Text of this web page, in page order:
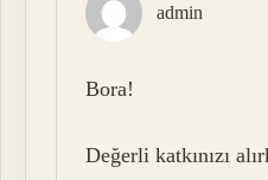
admin
Bora!
Değerli katkınızı